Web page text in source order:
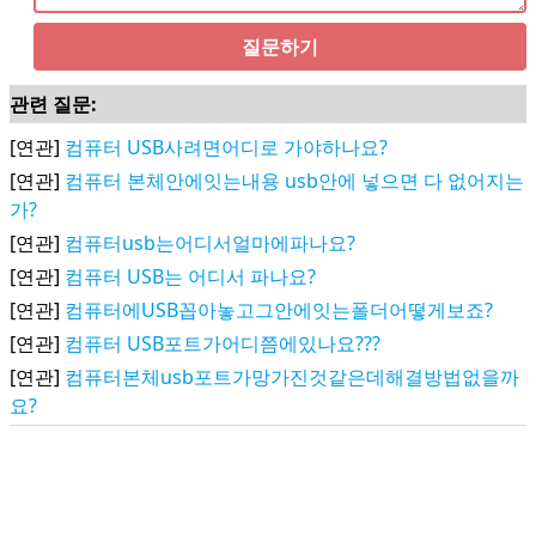
질문하기
관련 질문:
[연관] 컴퓨터 USB사려면어디로 가야하나요?
[연관] 컴퓨터 본체안에잇는내용 usb안에 넣으면 다 없어지는
가?
[연관] 컴퓨터usb는어디서얼마에파나요?
[연관] 컴퓨터 USB는 어디서 파나요?
[연관] 컴퓨터에USB꼽아놓고그안에잇는폴더어떻게보죠?
[연관] 컴퓨터 USB포트가어디쯤에있나요???
[연관] 컴퓨터본체usb포트가망가진것같은데해결방법없을까
요?